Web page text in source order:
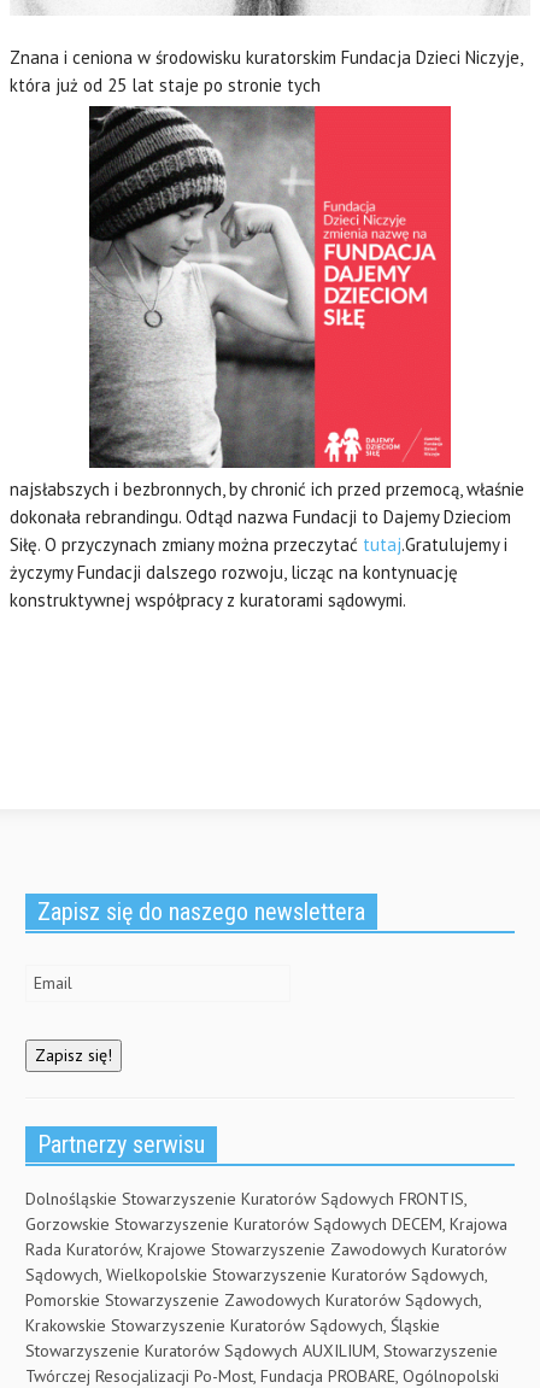
Znana i ceniona w środowisku kuratorskim Fundacja Dzieci Niczyje,
która już od 25 lat staje po stronie tych
najsłabszych i bezbronnych, by chronić ich przed przemocą, właśnie
dokonała rebrandingu. Odtąd nazwa Fundacji to Dajemy Dzieciom
Siłę. O przyczynach zmiany można przeczytać tutaj.Gratulujemy i
życzymy Fundacji dalszego rozwoju, licząc na kontynuację
konstruktywnej współpracy z kuratorami sądowymi.
Zapisz się do naszego newslettera
Partnerzy serwisu
Dolnośląskie Stowarzyszenie Kuratorów Sądowych FRONTIS,
Gorzowskie Stowarzyszenie Kuratorów Sądowych DECEM, Krajowa
Rada Kuratorów, Krajowe Stowarzyszenie Zawodowych Kuratorów
Sądowych, Wielkopolskie Stowarzyszenie Kuratorów Sądowych,
Pomorskie Stowarzyszenie Zawodowych Kuratorów Sądowych,
Krakowskie Stowarzyszenie Kuratorów Sądowych, Śląskie
Stowarzyszenie Kuratorów Sądowych AUXILIUM, Stowarzyszenie
Twórczej Resocjalizacji Po-Most, Fundacja PROBARE, Ogólnopolski